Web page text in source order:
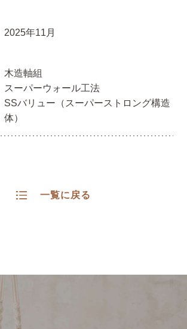
2025年11月
木造軸組
スーパーウォール工法
SSバリュー（スーパーストロング構造
体）
一覧に戻る